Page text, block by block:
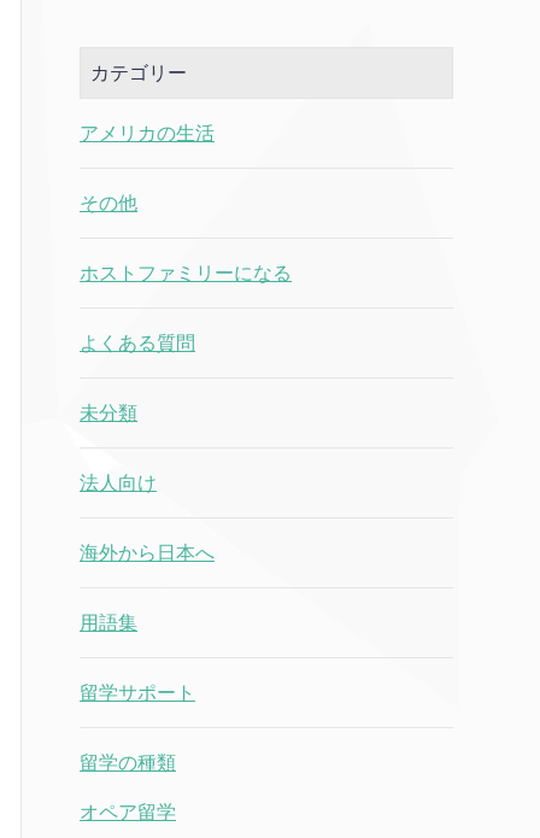
カテゴリー
アメリカの生活
その他
ホストファミリーになる
よくある質問
未分類
法人向け
海外から日本へ
用語集
留学サポート
留学の種類
オペア留学